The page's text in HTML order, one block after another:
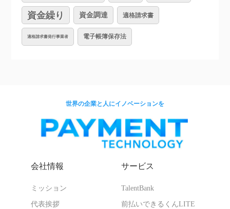
資金繰り 資金調達 適格請求書
適格請求書発行事業者 電子帳簿保存法
世界の企業と人にイノベーションを
会社情報
ミッション
代表挨拶
サービス
TalentBank
前払いできるくんLITE